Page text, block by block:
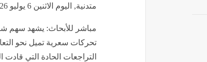
منذ ساعة واحدة
متدنية, اليوم الاثنين 6 يوليو 2026 03:35 مساءً
مباشر للأبحاث: يشهد سهم
تحركات سعرية تميل نحو
التراجعات الحادة التي